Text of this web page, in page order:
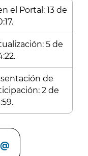
el Portal: 13 de
5 de
de
2 de